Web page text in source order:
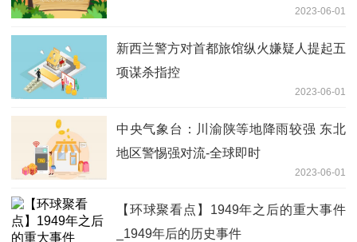
2023-06-01
新西兰警方对首都旅馆纵火嫌疑人提起五
项谋杀指控
2023-06-01
中央气象台：川渝陕等地降雨较强 东北
地区警惕强对流-全球即时
2023-06-01
【环球聚看点】1949年之后的重大事件
_1949年后的历史事件